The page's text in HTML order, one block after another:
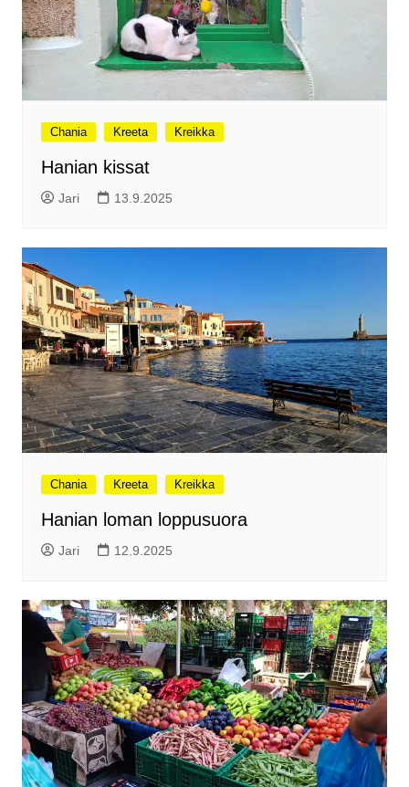
Chania Kreeta Kreikka
Hanian kissat
Jari 13.9.2025
Chania Kreeta Kreikka
Hanian loman loppusuora
Jari 12.9.2025